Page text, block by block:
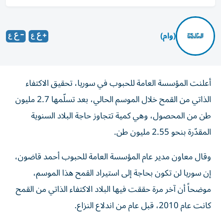
(وام)
أعلنت المؤسسة العامة للحبوب في سوريا، تحقيق الاكتفاء
الذاتي من القمح خلال الموسم الحالي، بعد تسلّمها 2.7 مليون
طن من المحصول، وهي كمية تتجاوز حاجة البلاد السنوية
المقدّرة بنحو 2.55 مليون طن.
وقال معاون مدير عام المؤسسة العامة للحبوب أحمد قاضون،
إن سوريا لن تكون بحاجة إلى استيراد القمح هذا الموسم،
موضحاً أن آخر مرة حققت فيها البلاد الاكتفاء الذاتي من القمح
كانت عام 2010، قبل عام من اندلاع النزاع.